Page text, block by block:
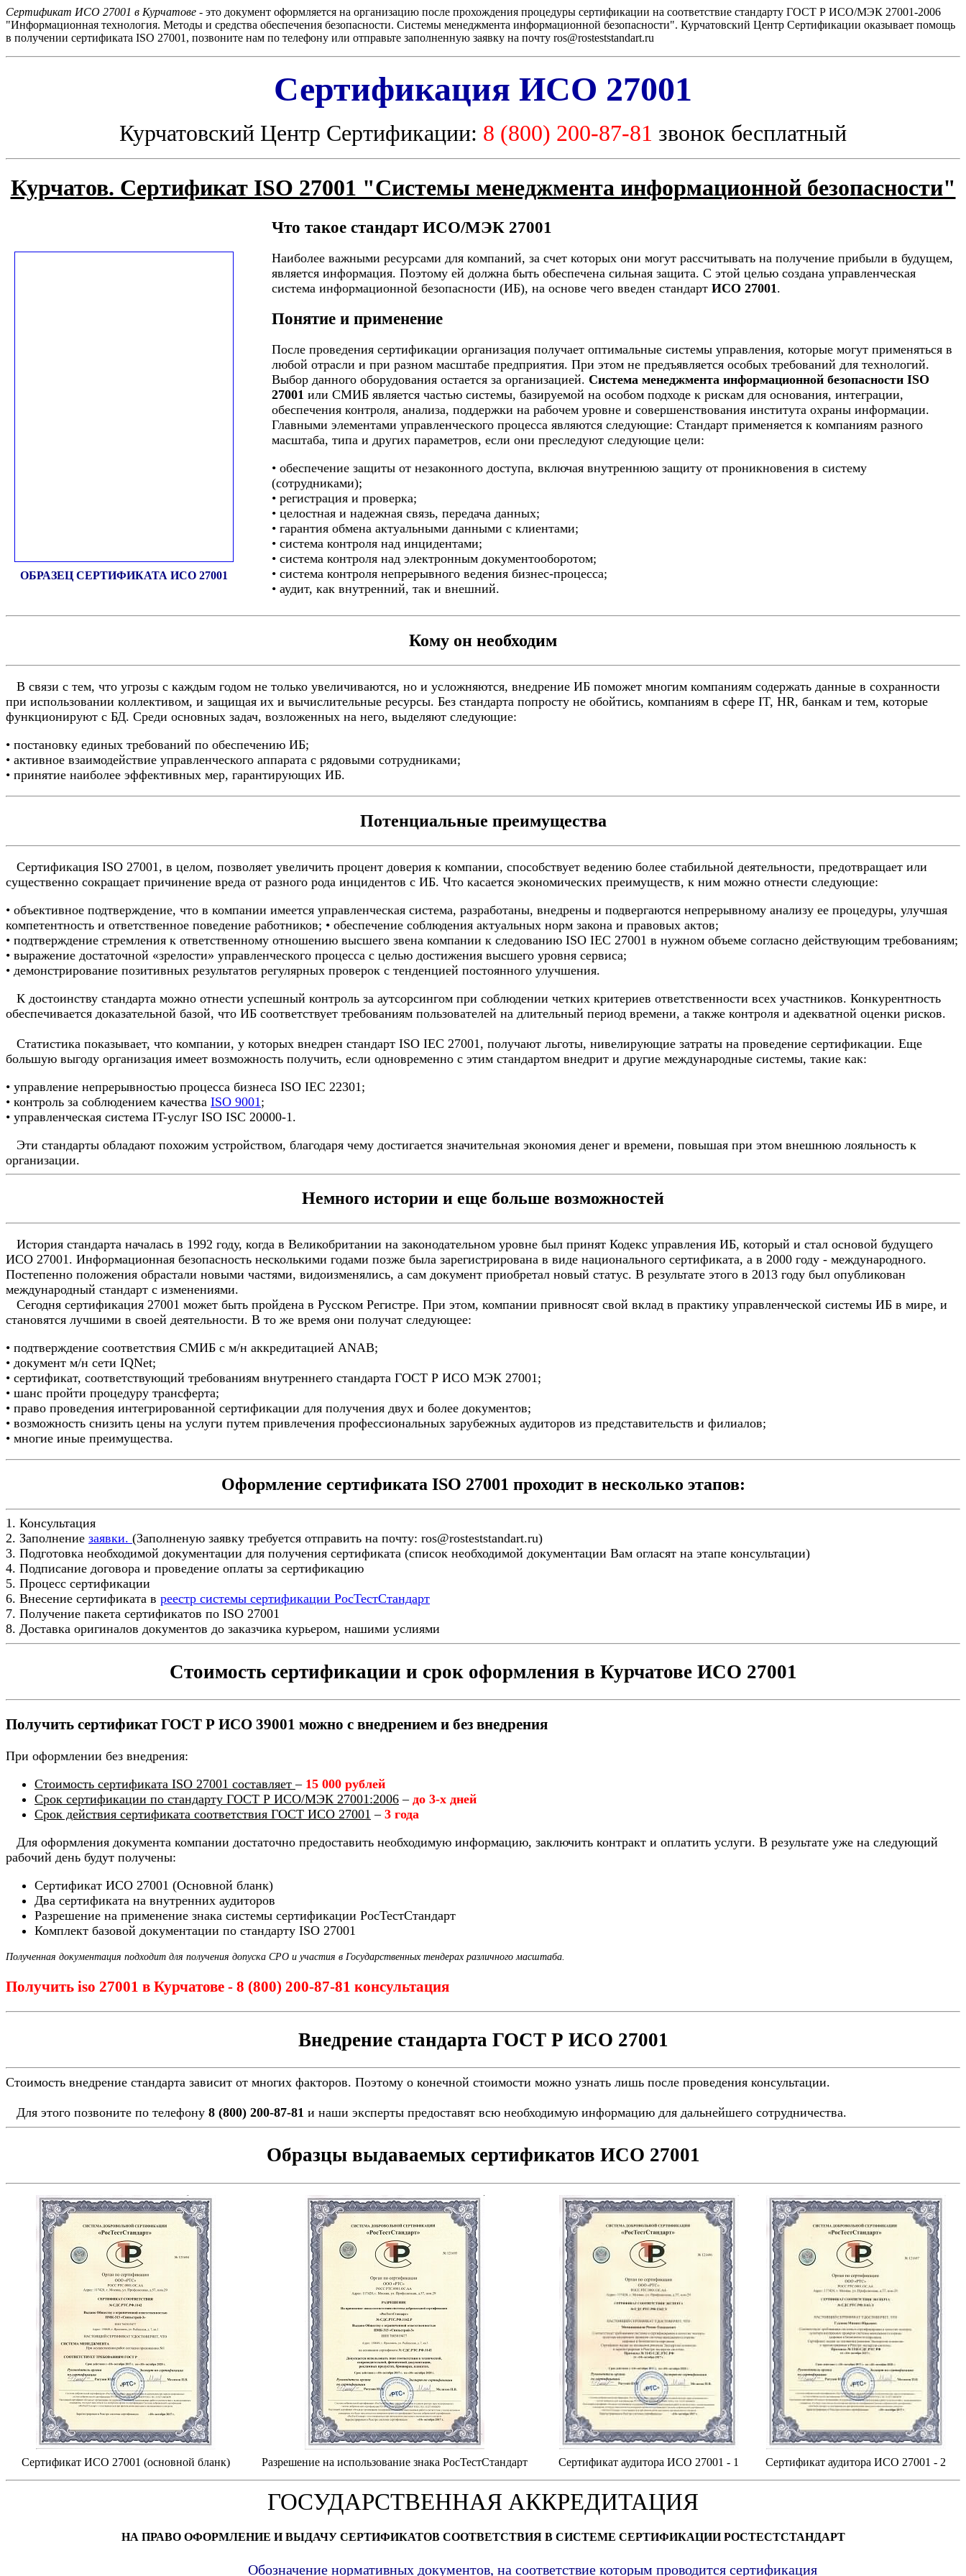
Сертификат ИСО 27001 в Курчатове - это документ оформляется на организацию после прохождения процедуры сертификации на соответствие стандарту ГОСТ Р ИСО/МЭК 27001-2006
"Информационная технология. Методы и средства обеспечения безопасности. Системы менеджмента информационной безопасности". Курчатовский Центр Сертификации оказывает помощь
в получении сертификата ISO 27001, позвоните нам по телефону или отправьте заполненную заявку на почту ros@rosteststandart.ru
Сертификация ИСО 27001
Курчатовский Центр Сертификации: 8 (800) 200-87-81 звонок бесплатный
Курчатов. Сертификат ISO 27001 "Системы менеджмента информационной безопасности"
ОБРАЗЕЦ СЕРТИФИКАТА ИСО 27001
Что такое стандарт ИСО/МЭК 27001
Наиболее важными ресурсами для компаний, за счет которых они могут рассчитывать на получение прибыли в будущем,
является информация. Поэтому ей должна быть обеспечена сильная защита. С этой целью создана управленческая
система информационной безопасности (ИБ), на основе чего введен стандарт ИСО 27001 .
Понятие и применение
После проведения сертификации организация получает оптимальные системы управления, которые могут применяться в
любой отрасли и при разном масштабе предприятия. При этом не предъявляется особых требований для технологий.
Выбор данного оборудования остается за организацией. Система менеджмента информационной безопасности ISO
27001 или СМИБ является частью системы, базируемой на особом подходе к рискам для основания, интеграции,
обеспечения контроля, анализа, поддержки на рабочем уровне и совершенствования института охраны информации.
Главными элементами управленческого процесса являются следующие: Стандарт применяется к компаниям разного
масштаба, типа и других параметров, если они преследуют следующие цели:
• обеспечение защиты от незаконного доступа, включая внутреннюю защиту от проникновения в систему
(сотрудниками);
• регистрация и проверка;
• целостная и надежная связь, передача данных;
• гарантия обмена актуальными данными с клиентами;
• система контроля над инцидентами;
• система контроля над электронным документооборотом;
• система контроля непрерывного ведения бизнес-процесса;
• аудит, как внутренний, так и внешний.
Кому он необходим
В связи с тем, что угрозы с каждым годом не только увеличиваются, но и усложняются, внедрение ИБ поможет многим компаниям содержать данные в сохранности
при использовании коллективом, и защищая их и вычислительные ресурсы. Без стандарта попросту не обойтись, компаниям в сфере IT, HR, банкам и тем, которые
функционируют с БД. Среди основных задач, возложенных на него, выделяют следующие:
• постановку единых требований по обеспечению ИБ;
• активное взаимодействие управленческого аппарата с рядовыми сотрудниками;
• принятие наиболее эффективных мер, гарантирующих ИБ.
Потенциальные преимущества
Сертификация ISO 27001, в целом, позволяет увеличить процент доверия к компании, способствует ведению более стабильной деятельности, предотвращает или
существенно сокращает причинение вреда от разного рода инцидентов с ИБ. Что касается экономических преимуществ, к ним можно отнести следующие:
• объективное подтверждение, что в компании имеется управленческая система, разработаны, внедрены и подвергаются непрерывному анализу ее процедуры, улучшая
компетентность и ответственное поведение работников; • обеспечение соблюдения актуальных норм закона и правовых актов;
• подтверждение стремления к ответственному отношению высшего звена компании к следованию ISO IEC 27001 в нужном объеме согласно действующим требованиям;
• выражение достаточной «зрелости» управленческого процесса с целью достижения высшего уровня сервиса;
• демонстрирование позитивных результатов регулярных проверок с тенденцией постоянного улучшения.
К достоинству стандарта можно отнести успешный контроль за аутсорсингом при соблюдении четких критериев ответственности всех участников. Конкурентность
обеспечивается доказательной базой, что ИБ соответствует требованиям пользователей на длительный период времени, а также контроля и адекватной оценки рисков.
Статистика показывает, что компании, у которых внедрен стандарт ISO IEC 27001, получают льготы, нивелирующие затраты на проведение сертификации. Еще
большую выгоду организация имеет возможность получить, если одновременно с этим стандартом внедрит и другие международные системы, такие как:
• управление непрерывностью процесса бизнеса ISO IEC 22301;
• контроль за соблюдением качества ISO 9001 ;
• управленческая система IT-услуг ISO ISC 20000-1.
Эти стандарты обладают похожим устройством, благодаря чему достигается значительная экономия денег и времени, повышая при этом внешнюю лояльность к
организации.
Немного истории и еще больше возможностей
История стандарта началась в 1992 году, когда в Великобритании на законодательном уровне был принят Кодекс управления ИБ, который и стал основой будущего
ИСО 27001. Информационная безопасность несколькими годами позже была зарегистрирована в виде национального сертификата, а в 2000 году - международного.
Постепенно положения обрастали новыми частями, видоизменялись, а сам документ приобретал новый статус. В результате этого в 2013 году был опубликован
международный стандарт с изменениями.
Сегодня сертификация 27001 может быть пройдена в Русском Регистре. При этом, компании привносят свой вклад в практику управленческой системы ИБ в мире, и
становятся лучшими в своей деятельности. В то же время они получат следующее:
• подтверждение соответствия СМИБ с м/н аккредитацией ANAB;
• документ м/н сети IQNet;
• сертификат, соответствующий требованиям внутреннего стандарта ГОСТ Р ИСО МЭК 27001;
• шанс пройти процедуру трансферта;
• право проведения интегрированной сертификации для получения двух и более документов;
• возможность снизить цены на услуги путем привлечения профессиональных зарубежных аудиторов из представительств и филиалов;
• многие иные преимущества.
Оформление сертификата ISO 27001 проходит в несколько этапов:
1. Консультация
2. Заполнение заявки. (Заполненую заявку требуется отправить на почту: ros@rosteststandart.ru)
3. Подготовка необходимой документации для получения сертификата (список необходимой документации Вам огласят на этапе консультации)
4. Подписание договора и проведение оплаты за сертификацию
5. Процесс сертификации
6. Внесение сертификата в реестр системы сертификации РосТестСтандарт
7. Получение пакета сертификатов по ISO 27001
8. Доставка оригиналов документов до заказчика курьером, нашими услиями
Стоимость сертификации и срок оформления в Курчатове ИСО 27001
Получить сертификат ГОСТ Р ИСО 39001 можно с внедрением и без внедрения
При оформлении без внедрения:
Стоимость сертификата ISO 27001 составляет– 15 000 рублей
Срок сертификации по стандарту ГОСТ Р ИСО/МЭК 27001:2006 – до 3-х дней
Срок действия сертификата соответствия ГОСТ ИСО 27001 – 3 года
Для оформления документа компании достаточно предоставить необходимую информацию, заключить контракт и оплатить услуги. В результате уже на следующий
рабочий день будут получены:
Сертификат ИСО 27001 (Основной бланк)
Два сертификата на внутренних аудиторов
Разрешение на применение знака системы сертификации РосТестСтандарт
Комплект базовой документации по стандарту ISO 27001
Полученная документация подходит для получения допуска СРО и участия в Государственных тендерах различного масштаба.
Получить iso 27001 в Курчатове - 8 (800) 200-87-81 консультация
Внедрение стандарта ГОСТ Р ИСО 27001
Стоимость внедрение стандарта зависит от многих факторов. Поэтому о конечной стоимости можно узнать лишь после проведения консультации.
Для этого позвоните по телефону 8 (800) 200-87-81 и наши эксперты предоставят всю необходимую информацию для дальнейшего сотрудничества.
Образцы выдаваемых сертификатов ИСО 27001
Сертификат ИСО 27001 (основной бланк) Разрешение на использование знака РосТестСтандарт Сертификат аудитора ИСО 27001 - 1 Сертификат аудитора ИСО 27001 - 2
ГОСУДАРСТВЕННАЯ АККРЕДИТАЦИЯ
НА ПРАВО ОФОРМЛЕНИЕ И ВЫДАЧУ СЕРТИФИКАТОВ СООТВЕТСТВИЯ В СИСТЕМЕ СЕРТИФИКАЦИИ РОСТЕСТСТАНДАРТ
Обозначение нормативных документов, на соответствие которым проводится сертификация